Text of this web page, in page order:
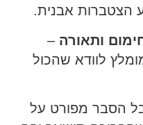
הצטברות אבנית.
ותאורה –
לוודא שהכול
הסבר מפורט על